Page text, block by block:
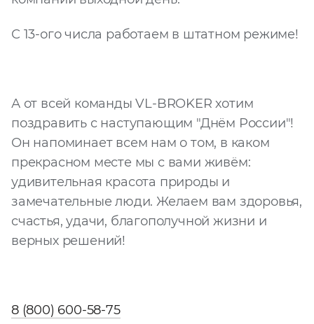
С 13-ого числа работаем в штатном режиме!
А от всей команды VL-BROKER хотим
поздравить с наступающим "Днём России"!
Он напоминает всем нам о том, в каком
прекрасном месте мы с вами живём:
удивительная красота природы и
замечательные люди. Желаем вам здоровья,
счастья, удачи, благополучной жизни и
верных решений!
8 (800) 600-58-75
данных